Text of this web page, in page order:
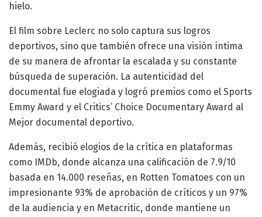
hielo.
El film sobre Leclerc no solo captura sus logros
deportivos, sino que también ofrece una visión íntima
de su manera de afrontar la escalada y su constante
búsqueda de superación. La autenticidad del
documental fue elogiada y logró premios como el Sports
Emmy Award y el Critics’ Choice Documentary Award al
Mejor documental deportivo.
Además, recibió elogios de la crítica en plataformas
como IMDb, donde alcanza una calificación de 7.9/10
basada en 14.000 reseñas, en Rotten Tomatoes con un
impresionante 93% de aprobación de críticos y un 97%
de la audiencia y en Metacritic, donde mantiene un